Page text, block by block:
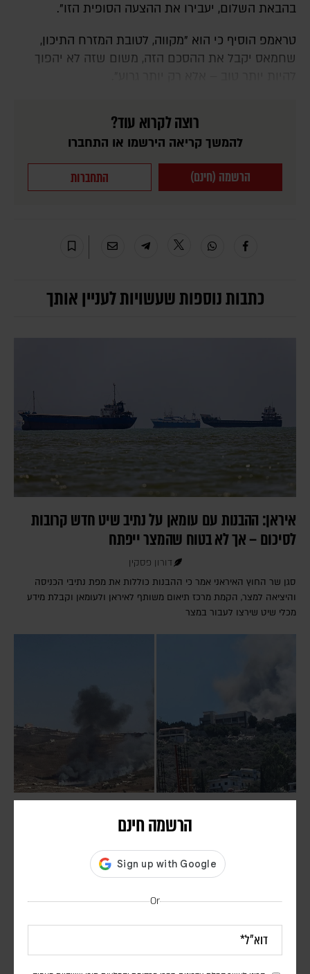
הרשמה חינם
Or
בהבאת השלום, יעבירו את ההצעה הסופית הזו".
טראמפ הוסיף כי הוא "מקווה, לטובת המזרח התיכון,
שחמאס יקבל את ההסכם הזה, משום שזה לא יהפוך
רוצה לקרוא עוד?
להמשך קריאה הירשמו או התחברו
הרשמה (חינם) התחברות
כתבות נוספות שעשויות לעניין אותך
איראן: ההבנות עם עומאן על נתיב שיט חדש קרובות
לסיכום – אך לא בטוח שהמצר ייפתח
דורון פסקין
סגן שר החוץ האיראני אמר כי ההבנות כוללות את מפת נתיבי הכניסה
והיציאה למצר, הקמת מרכז תיאום משותף לאיראן ולעומאן וקבלת מידע
מכלי שיט שירצו לעבור במצר
חיזבאללה הפר את הפסקת האש; צה"ל תקף בדרום
אורן שלום
דובר צה"ל הודיע כי "התקיפות התבצעו בתגובה להפרה בוטה של ארגון